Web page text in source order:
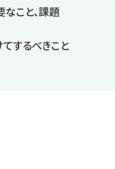
こと、課題
てするべきこと